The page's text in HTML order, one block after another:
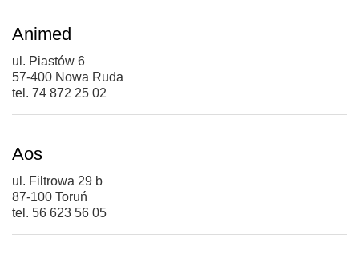
Animed
ul. Piastów 6
57-400 Nowa Ruda
tel. 74 872 25 02
Aos
ul. Filtrowa 29 b
87-100 Toruń
tel. 56 623 56 05